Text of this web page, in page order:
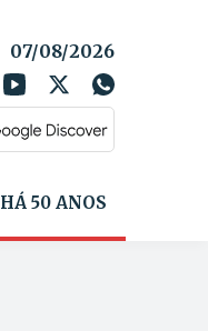
07/08/2026
HÁ 50 ANOS